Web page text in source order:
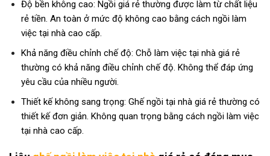
Độ bền không cao: Ngồi giá rẻ thường được làm từ chất liệu
rẻ tiền. An toàn ở mức độ không cao bằng cách ngồi làm
việc tại nhà cao cấp.
Khả năng điều chỉnh chế độ: Chỗ làm việc tại nhà giá rẻ
thường có khả năng điều chỉnh chế độ. Không thể đáp ứng
yêu cầu của nhiều người.
Thiết kế không sang trọng: Ghế ngồi tại nhà giá rẻ thường có
thiết kế đơn giản. Không quan trọng bằng cách ngồi làm việc
tại nhà cao cấp.